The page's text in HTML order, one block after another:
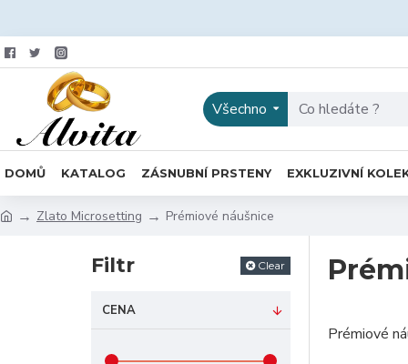
Všechno
DOMŮ KATALOG ZÁSNUBNÍ PRSTENY EXKLUZIVNÍ
Zlato Microsetting Prémiové náušnice
Filtr Clear
CENA
Prémiové